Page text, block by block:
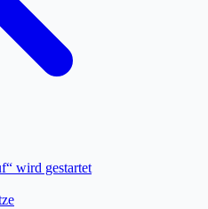
wird gestartet